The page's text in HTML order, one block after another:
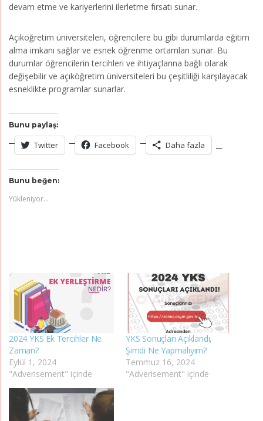
devam etme ve kariyerlerini ilerletme fırsatı sunar.
Açıköğretim üniversiteleri, öğrencilere bu gibi durumlarda eğitim
alma imkanı sağlar ve esnek öğrenme ortamları sunar. Bu
durumlar öğrencilerin tercihleri ve ihtiyaçlarına bağlı olarak
değişebilir ve açıköğretim üniversiteleri bu çeşitliliği karşılayacak
esneklikte programlar sunarlar.
Bunu paylaş:
Twitter Facebook Daha fazla
Bunu beğen:
Yükleniyor...
2024 YKS Ek Tercihler Ne
Zaman?
Eylül 1, 2024
"Adverisement" içinde
YKS Sonuçları Açıklandı,
Şimdi Ne Yapmalıyım?
Temmuz 16, 2024
"Adverisement" içinde